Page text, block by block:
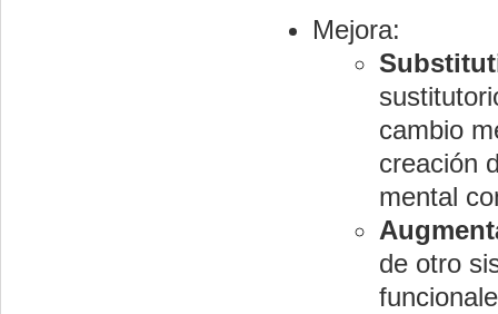
Mejora:
cambio
creación
mental
de otro